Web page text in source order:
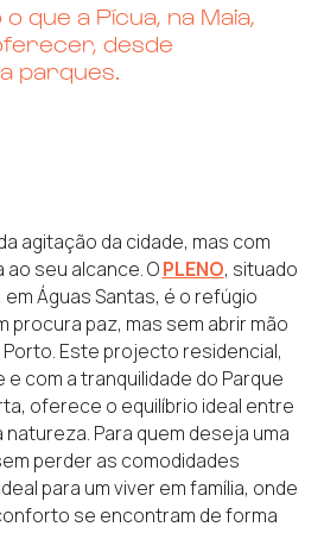
que a Pícua, na Maia,
desde
parques.
agitação da cidade, mas com
seu alcance. OPLENO, situado
em Águas Santas, é o refúgio
procura paz, mas sem abrir mão
Porto. Este projecto residencial,
com a tranquilidade do Parque
oferece o equilíbrio ideal entre
natureza. Para quem deseja uma
perder as comodidades
para um viver em família, onde
se encontram de forma